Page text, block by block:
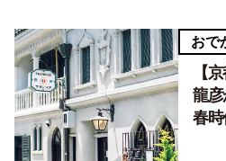
おで
【
龍
春